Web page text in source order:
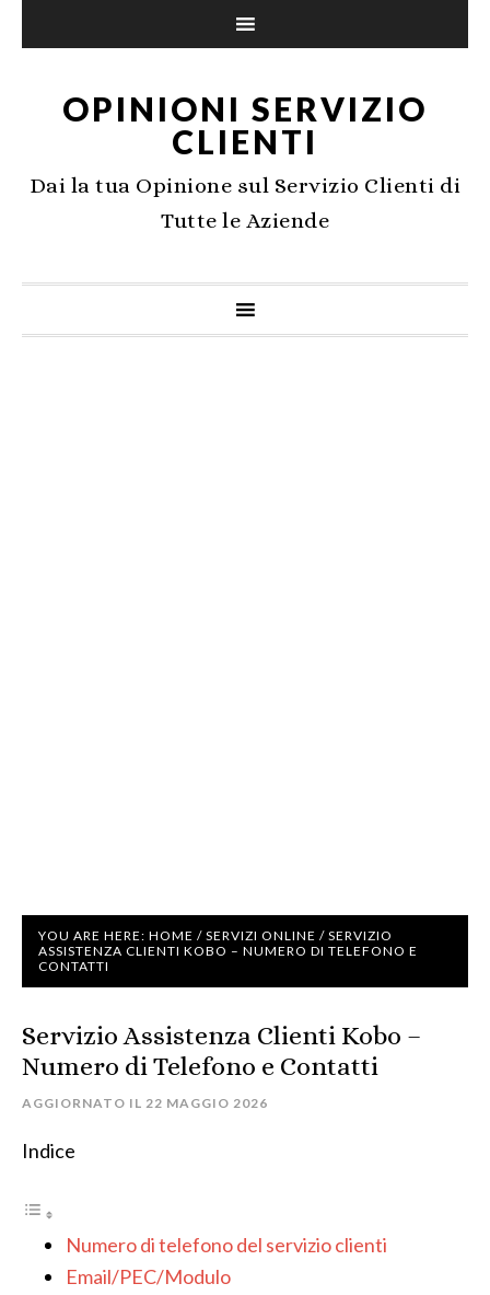
OPINIONI SERVIZIO
CLIENTI
Dai la tua Opinione sul Servizio Clienti di
Tutte le Aziende
YOU ARE HERE: HOME / SERVIZI ONLINE / SERVIZIO
ASSISTENZA CLIENTI KOBO – NUMERO DI TELEFONO E
CONTATTI
Servizio Assistenza Clienti Kobo –
Numero di Telefono e Contatti
AGGIORNATO IL 22 MAGGIO 2026
Indice
Numero di telefono del servizio clienti
Email/PEC/Modulo